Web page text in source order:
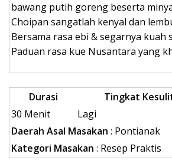
bawang putih goreng beserta
Choipan sangatlah kenyal dan
Bersama rasa ebi & segarnya kuah
Paduan rasa kue Nusantara yang
Durasi Tingkat
30 Menit
Lagi
Daerah Asal Masakan : Pontianak
Kategori Masakan : Resep Praktis